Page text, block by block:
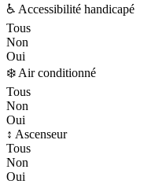
♿ Accessibilité handicapé
Tous
Non
Oui
❄️ Air conditionné
Tous
Non
Oui
↕️ Ascenseur
Tous
Non
Oui